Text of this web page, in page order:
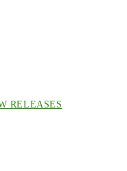
RELEASES